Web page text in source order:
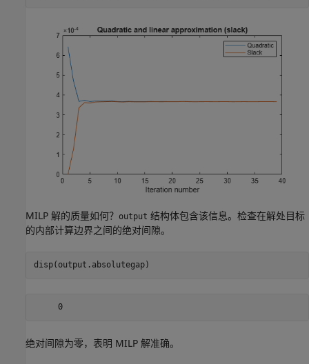
MILP 解的质量如何？ output 结构体包含该信息。检查在解处目标
的内部计算边界之间的绝对间隙。
disp(output.absolutegap)
     0
绝对间隙为零，表明 MILP 解准确。